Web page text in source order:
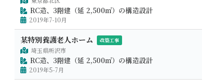
RC造、3階建（延 2,500㎡）の構造設計
2019年7-10月
某特別養護老人ホーム 改築工事
埼玉県所沢市
RC造、3階建（延 2,500㎡）の構造設計
2019年5-7月